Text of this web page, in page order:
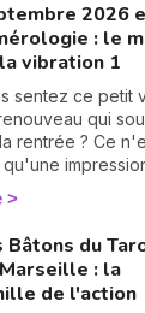
2026
: le
vibration 1
sentez ce petit
qui
rentrée ? Ce
qu'une
2026 vibre
le chiffre des
d'août tourné
les bilans, place à
Bâtons du
: la
de l'action